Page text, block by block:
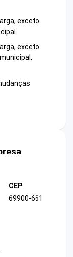
exceto
exceto
CEP
69900-661